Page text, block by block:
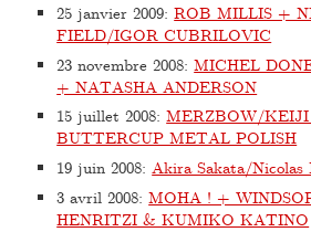
25 janvier 2009:ROB MILLIS +
FIELD/IGOR CUBRILOVIC
23 novembre 2008:MICHEL
+ NATASHA ANDERSON
15 juillet 2008:MERZBOW/
BUTTERCUP METAL POLISH
19 juin 2008:Akira Sakata/Nicolas
3 avril 2008:MOHA ! +
HENRITZI & KUMIKO KATINO